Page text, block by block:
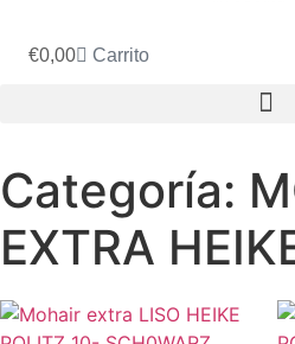
€0,00 Carrito
Categoría:
EXTRA